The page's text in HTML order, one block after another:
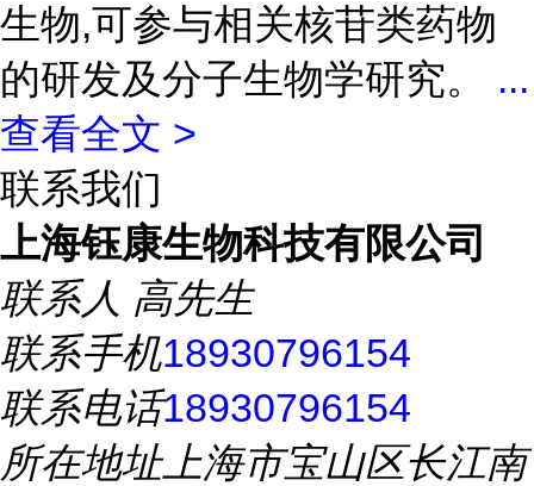
生物,可参与相关核苷类药物
的研发及分子生物学研究。 ...
查看全文 >
联系我们
上海钰康生物科技有限公司
联系人 高先生
联系手机18930796154
联系电话18930796154
所在地址上海市宝山区长江南